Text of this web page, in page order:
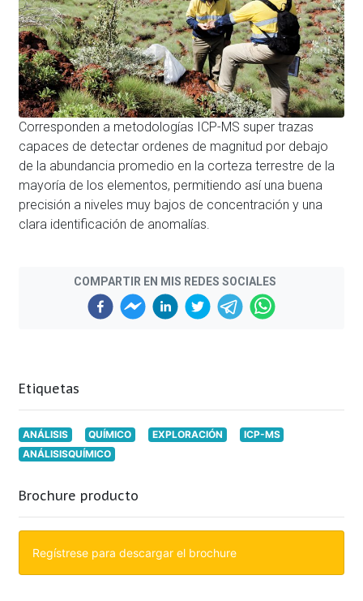
Corresponden a metodologías ICP-MS super trazas
capaces de detectar ordenes de magnitud por debajo
de la abundancia promedio en la corteza terrestre de la
mayoría de los elementos, permitiendo así una buena
precisión a niveles muy bajos de concentración y una
clara identificación de anomalías.
COMPARTIR EN MIS REDES SOCIALES
Etiquetas
ANÁLISIS QUÍMICO EXPLORACIÓN
ICP-MS
ANÁLISISQUÍMICO
Brochure producto
Regístrese para descargar el brochure